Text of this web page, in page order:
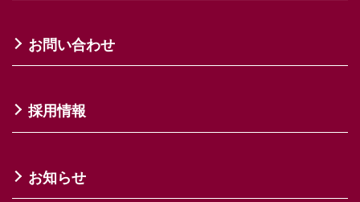
お問い合わせ
採用情報
お知らせ